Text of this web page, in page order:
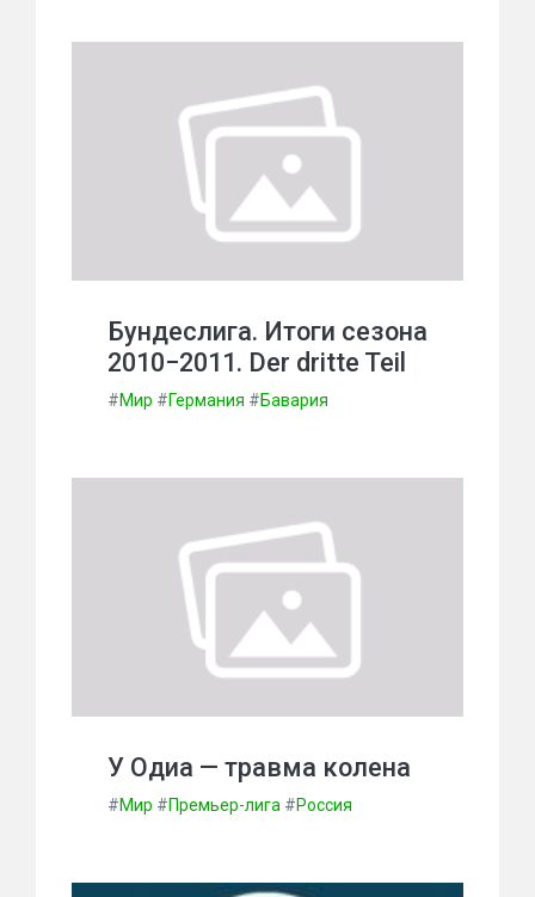
Бундеслига. Итоги сезона
2010−2011. Der dritte Teil
#Мир #Германия #Бавария
У Одиа — травма колена
#Мир #Премьер-лига #Россия